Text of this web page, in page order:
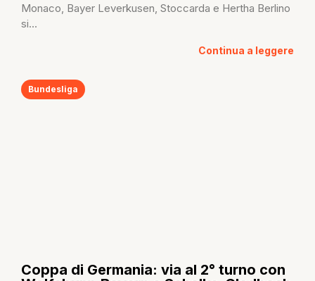
Monaco, Bayer Leverkusen, Stoccarda e Hertha Berlino
si...
Continua a leggere
Bundesliga
Coppa di Germania: via al 2° turno con